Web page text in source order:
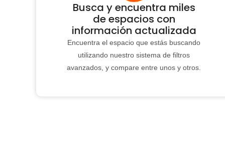
Busca y encuentra miles
de espacios con
información actualizada
Encuentra el espacio que estás buscando
utilizando nuestro sistema de filtros
avanzados, y compare entre unos y otros.